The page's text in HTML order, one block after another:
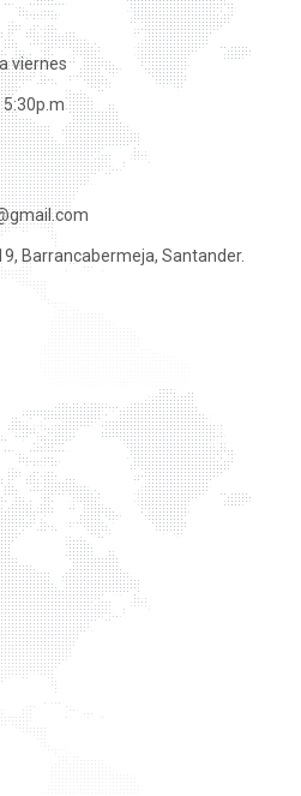
viernes
Barrancabermeja, Santander.